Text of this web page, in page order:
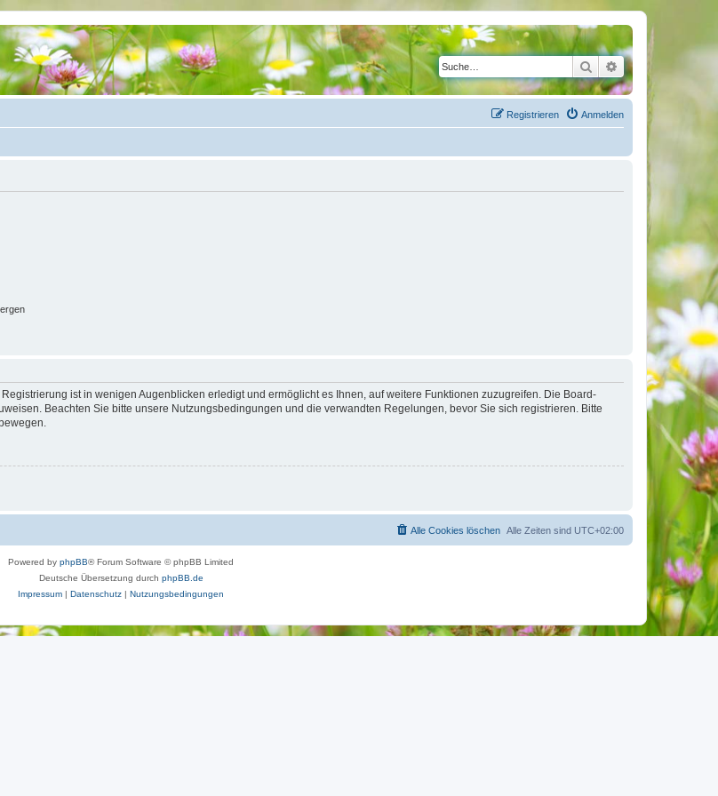
SucheErweiterte Suche
Anmelden
Registrieren
ist in wenigen Augenblicken erledigt und ermöglicht es Ihnen, auf weitere Funktionen zuzugreifen. Die Board-
Beachten Sie bitte unsere Nutzungsbedingungen und die verwandten Regelungen, bevor Sie sich registrieren. Bitte
Alle Zeiten sind UTC+02:00
Alle Cookies löschen
Powered by phpBB® Forum Software © phpBB Limited
Deutsche Übersetzung durch phpBB.de
Impressum | Datenschutz | Nutzungsbedingungen